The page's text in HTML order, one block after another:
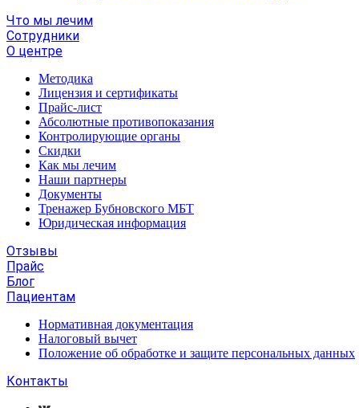
Что мы лечим
Сотрудники
О центре
Методика
Лицензия и сертификаты
Прайс-лист
Абсолютные противопоказания
Контролирующие органы
Скидки
Как мы лечим
Наши партнеры
Документы
Тренажер Бубновского МБТ
Юридическая информация
Отзывы
Прайс
Блог
Пациентам
Нормативная документация
Налоговый вычет
Положение об обработке и защите персональных данных
Контакты